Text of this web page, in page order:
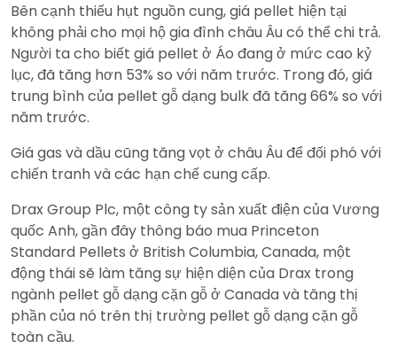
Bên cạnh thiếu hụt nguồn cung, giá pellet hiện tại
không phải cho mọi hộ gia đình châu Âu có thể chi trả.
Người ta cho biết giá pellet ở Áo đang ở mức cao kỷ
lục, đã tăng hơn 53% so với năm trước. Trong đó, giá
trung bình của pellet gỗ dạng bulk đã tăng 66% so với
năm trước.
Giá gas và dầu cũng tăng vọt ở châu Âu để đối phó với
chiến tranh và các hạn chế cung cấp.
Drax Group Plc, một công ty sản xuất điện của Vương
quốc Anh, gần đây thông báo mua Princeton
Standard Pellets ở British Columbia, Canada, một
động thái sẽ làm tăng sự hiện diện của Drax trong
ngành pellet gỗ dạng cặn gỗ ở Canada và tăng thị
phần của nó trên thị trường pellet gỗ dạng cặn gỗ
toàn cầu.